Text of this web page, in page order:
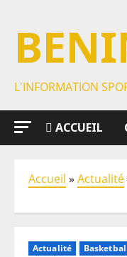
L'INFORMATION
ACCUEIL
Accueil » Actualité
Actualité